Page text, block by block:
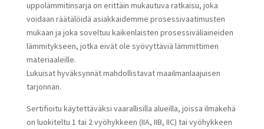
uppolämmitinsarja on erittäin mukautuva ratkaisu, joka
voidaan räätälöidä asiakkaidemme prosessivaatimusten
mukaan ja joka soveltuu kaikenlaisten prosessiväliaineiden
lämmitykseen, jotka eivät ole syövyttäviä lämmittimen
materiaaleille.
Lukuisat hyväksynnät mahdollistavat maailmanlaajuisen
tarjonnan.
Sertifioitu käytettäväksi vaarallisilla alueilla, joissa ilmakehä
on luokiteltu 1 tai 2 vyöhykkeen (IIA, IIB, IIC) tai vyöhykkeen